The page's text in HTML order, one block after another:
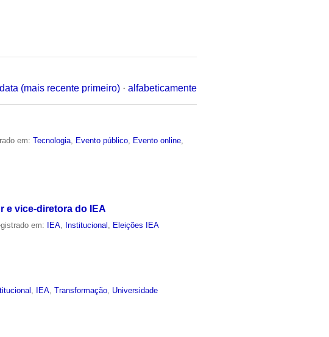
data (mais recente primeiro) · alfabeticamente
em:Tecnologia Evento público Evento online
e vice-diretora do IEA
em: IEA Institucional Eleições IEA
, IEA,Transformação, Universidade